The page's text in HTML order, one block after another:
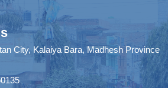
City, Kalaiya Bara, Madhesh Province